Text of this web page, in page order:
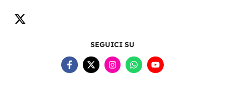
SEGUICI SU